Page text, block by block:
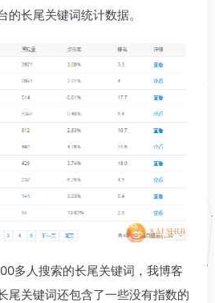
长尾关键词统计数据。
多人搜索的长尾关键词，我博客
尾关键词还包含了一些没有指数的